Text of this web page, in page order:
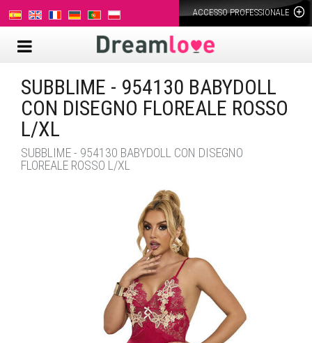
ACCESSO PROFESSIONALE
SUBBLIME - 954130 BABYDOLL
CON DISEGNO FLOREALE ROSSO
L/XL
SUBBLIME - 954130 BABYDOLL CON DISEGNO
FLOREALE ROSSO L/XL